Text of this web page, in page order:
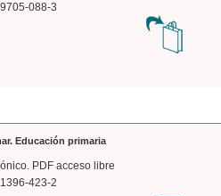
088-3
Educación primaria
PDF acceso libre
423-2